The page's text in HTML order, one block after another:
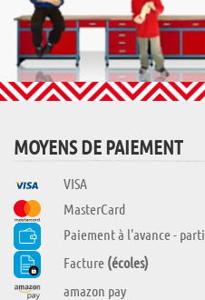
MOYENS DE PAIEMENT
VISA
MasterCard
Paiement à l'avance -
Facture (écoles)
amazon pay